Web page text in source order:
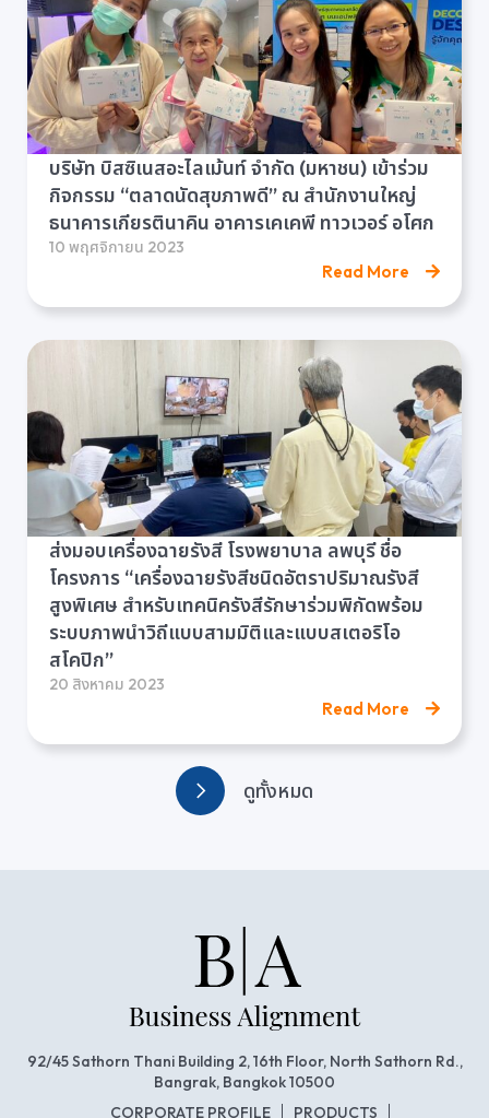
บริษัท บิสซิเนสอะไลเม้นท์ จำกัด (มหาชน) เข้าร่วม
กิจกรรม “ตลาดนัดสุขภาพดี” ณ สำนักงานใหญ่
ธนาคารเกียรตินาคิน อาคารเคเคพี ทาวเวอร์ อโศก
10 พฤศจิกายน 2023
Read More
ส่งมอบเครื่องฉายรังสี โรงพยาบาล ลพบุรี ชื่อ
โครงการ “เครื่องฉายรังสีชนิดอัตราปริมาณรังสี
สูงพิเศษ สำหรับเทคนิครังสีรักษาร่วมพิกัดพร้อม
ระบบภาพนำวิถีแบบสามมิติและแบบสเตอริโอ
สโคปิก”
20 สิงหาคม 2023
Read More
ดูทั้งหมด
92/45 Sathorn Thani Building 2, 16th Floor, North Sathorn Rd.,
Bangrak, Bangkok 10500
CORPORATE PROFILE
PRODUCTS